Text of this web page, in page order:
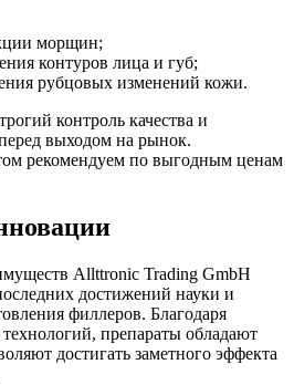
морщин;
контуров лица и губ;
рубцовых изменений кожи.
контроль качества и
выходом на рынок.
рекомендуем по выгодным ценам
Allttronic Trading GmbH
достижений науки и
филлеров. Благодаря
препараты обладают
достигать заметного эффекта